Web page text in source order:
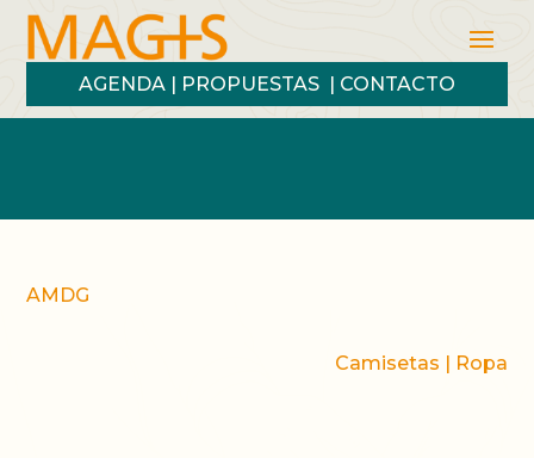
AGENDA | PROPUESTAS | CONTACTO
AMDG
Camisetas | Ropa